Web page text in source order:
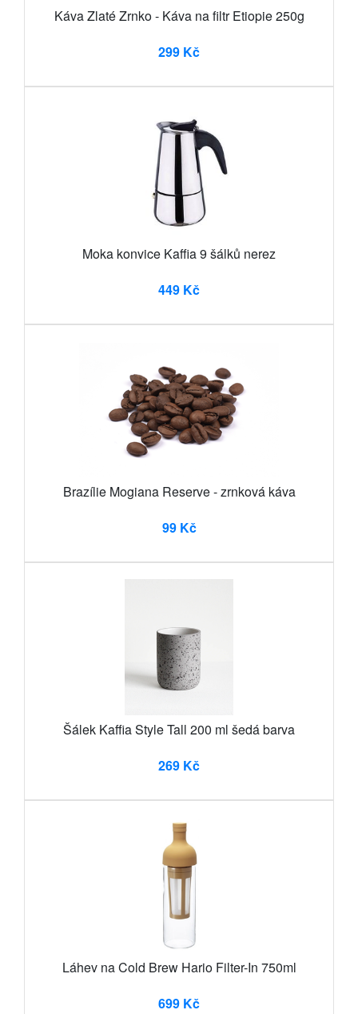
Káva Zlaté Zrnko - Káva na filtr Etiopie 250g
299 Kč
Moka konvice Kaffia 9 šálků nerez
449 Kč
Brazílie Mogiana Reserve - zrnková káva
99 Kč
Šálek Kaffia Style Tall 200 ml šedá barva
269 Kč
Láhev na Cold Brew Hario Filter-In 750ml
699 Kč